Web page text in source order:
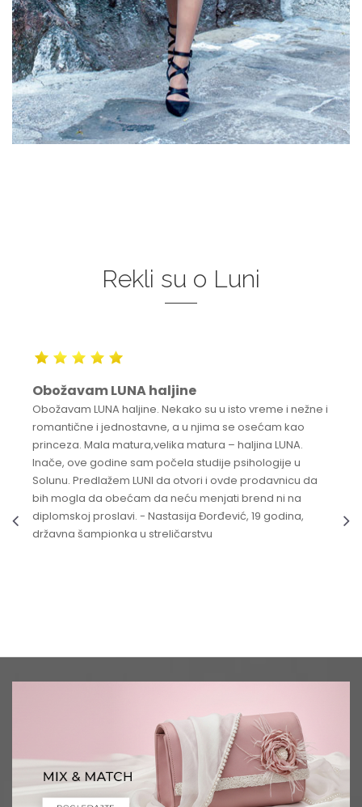
Rekli su o Luni
Obožavam LUNA haljine
Obožavam LUNA haljine. Nekako su u isto vreme i nežne i
romantične i jednostavne, a u njima se osećam kao
princeza. Mala matura,velika matura – haljina LUNA.
Inače, ove godine sam počela studije psihologije u
Solunu. Predlažem LUNI da otvori i ovde prodavnicu da
bih mogla da obećam da neću menjati brend ni na
diplomskoj proslavi. - Nastasija Đorđević, 19 godina,
državna šampionka u streličarstvu